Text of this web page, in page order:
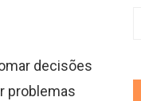
decisões
problemas